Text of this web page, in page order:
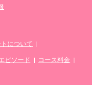
について |
ピソード | コース料金 |